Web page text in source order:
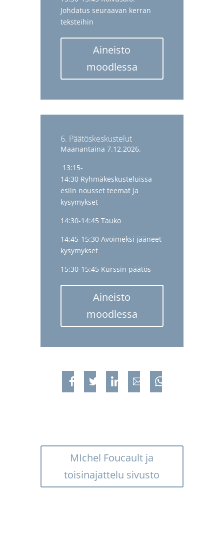
Johdatus seuraavan kerran
teksteihin
Aineisto
moodlessa
6. Päätöskeskustelut
Maanantaina 7.12.2026.
13:15-
14:30 Ryhmäkeskusteluissa
esiin nousset teemat ja
kysymykset
14:30-14:45 Tauko
14:45-15:30 Avoimeksi jääneet
kysymykset
15:30-15:45 Kurssin päätös
Aineisto
moodlessa
Jaa Facebookissa
Jaa TwitterissaJaa LinkedinissäJaa sähköpostilla
MIchel Foucault ja
toisinajattelu sivusto